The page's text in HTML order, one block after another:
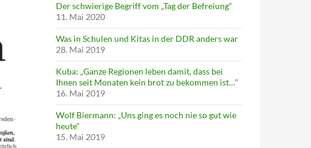
Der schwierige Begriff vom „Tag der Befreiung“
11. Mai 2020
Was in Schulen und Kitas in der DDR anders war
28. Mai 2019
Kuba: „Ganze Regionen leben damit, dass bei
Ihnen seit Monaten kein brot zu bekommen ist…“
16. Mai 2019
Wolf Biermann: „Uns ging es noch nie so gut wie
heute“
15. Mai 2019